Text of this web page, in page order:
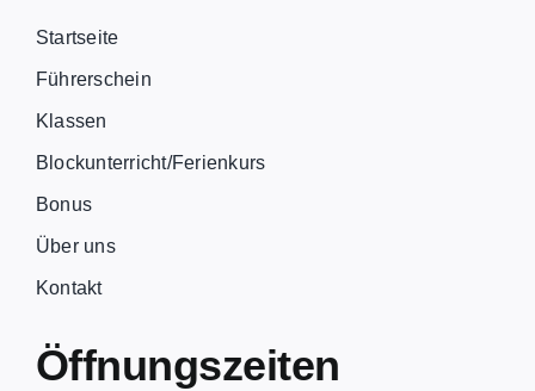
Startseite
Führerschein
Klassen
Blockunterricht/Ferienkurs
Bonus
Über uns
Kontakt
Öffnungszeiten